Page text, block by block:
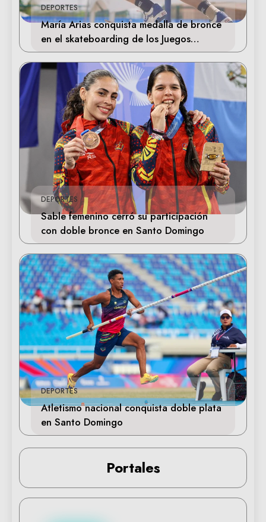
DEPORTES
María Arias conquista medalla de bronce
en el skateboarding de los Juegos
Centroamericanos
DEPORTES
Sable femenino cerró su participación
con doble bronce en Santo Domingo
DEPORTES
Atletismo nacional conquista doble plata
en Santo Domingo
Portales